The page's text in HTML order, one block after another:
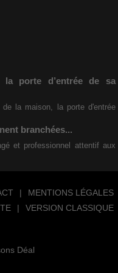
porte d’entrée de sa
de la maison, la porte d'entrée
branchées...
et professionnel attentif aux
|
MENTIONS LÉGALES
|
VERSION CLASSIQUE
Déal